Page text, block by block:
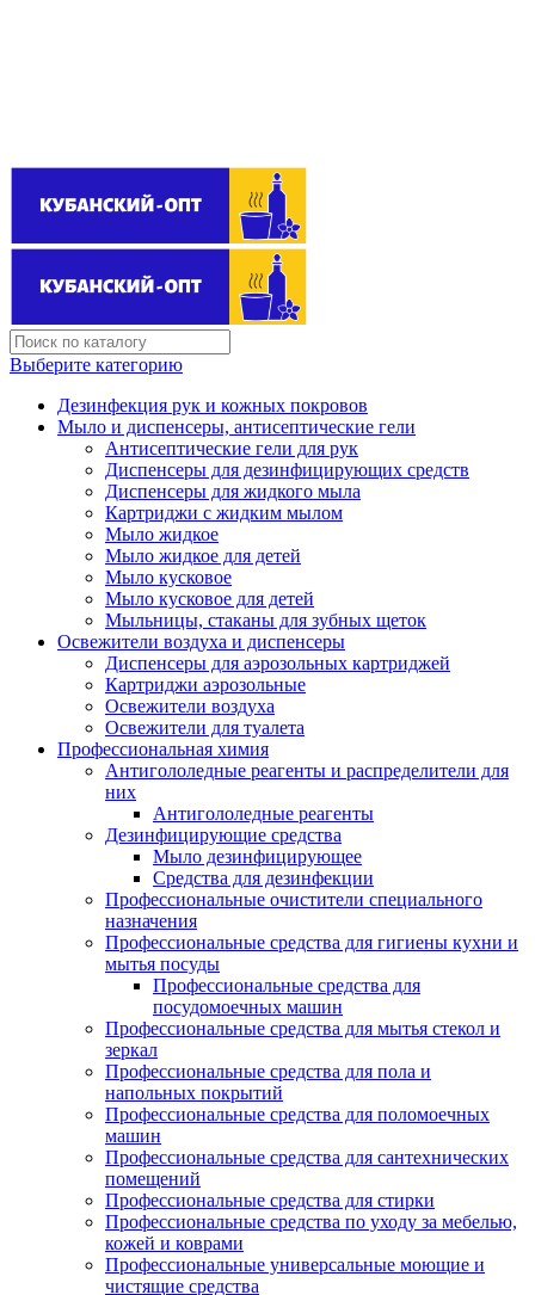
Выберите категорию
Дезинфекция рук и кожных покровов
Мыло и диспенсеры, антисептические гели
Антисептические гели для рук
Диспенсеры для дезинфицирующих средств
Диспенсеры для жидкого мыла
Картриджи с жидким мылом
Мыло жидкое
Мыло жидкое для детей
Мыло кусковое
Мыло кусковое для детей
Мыльницы, стаканы для зубных щеток
Освежители воздуха и диспенсеры
Диспенсеры для аэрозольных картриджей
Картриджи аэрозольные
Освежители воздуха
Освежители для туалета
Профессиональная химия
Антигололедные реагенты и распределители для
них
Антигололедные реагенты
Дезинфицирующие средства
Мыло дезинфицирующее
Средства для дезинфекции
Профессиональные очистители специального
назначения
Профессиональные средства для гигиены кухни и
мытья посуды
Профессиональные средства для
посудомоечных машин
Профессиональные средства для мытья стекол и
зеркал
Профессиональные средства для пола и
напольных покрытий
Профессиональные средства для поломоечных
машин
Профессиональные средства для сантехнических
помещений
Профессиональные средства для стирки
Профессиональные средства по уходу за мебелью,
кожей и коврами
Профессиональные универсальные моющие и
чистящие средства